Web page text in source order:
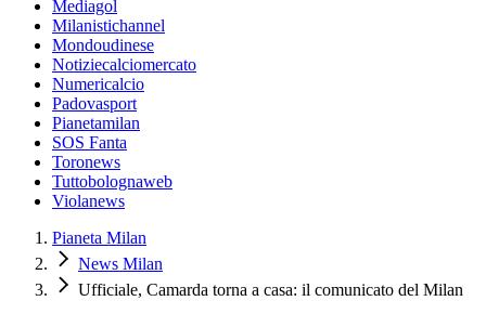
Mediagol
Milanistichannel
Mondoudinese
Notiziecalciomercato
Numericalcio
Padovasport
Pianetamilan
SOS Fanta
Toronews
Tuttobolognaweb
Violanews
Pianeta Milan
News Milan
Ufficiale, Camarda torna a casa: il comunicato del Milan